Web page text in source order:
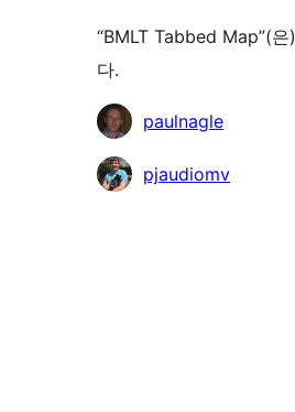
“BMLT Tabbed Map”(
다.
기
여
자
paulnagle
pjaudiomv